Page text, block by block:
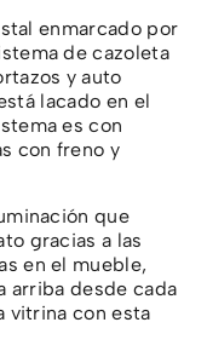
enmarcado por
de cazoleta
y auto
lacado en el
es con
con freno y
que
gracias a las
en el mueble,
arriba desde cada
vitrina con esta